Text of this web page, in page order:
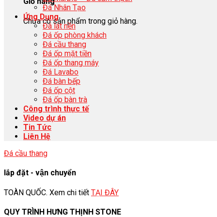
Chưa có sản phẩm trong giỏ hàng.
Đá Nhân Tạo
Ứng Dụng
Đá lát nền
Đá ốp phòng khách
Đá cầu thang
Đá ốp mặt tiền
Đá ốp thang máy
Đá Lavabo
Đá bàn bếp
Đá ốp cột
Đá ốp bàn trà
Công trình thực tế
Video dự án
Tin Tức
Liên Hệ
Đá cầu thang
lắp đặt - vận chuyển
TOÀN QUỐC. Xem chi tiết TẠI ĐÂY
QUY TRÌNH HƯNG THỊNH STONE